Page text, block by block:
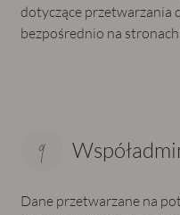
dotyczące przetwarzania
bezpośrednio na
Dane przetwarzane na